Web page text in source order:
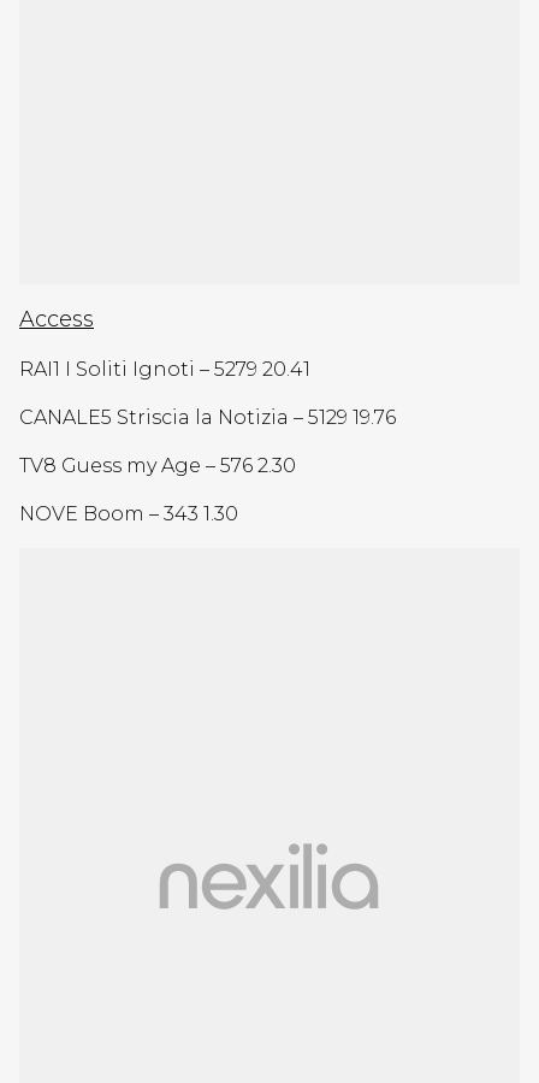
Access
RAI1 I Soliti Ignoti – 5279 20.41
CANALE5 Striscia la Notizia – 5129 19.76
TV8 Guess my Age – 576 2.30
NOVE Boom – 343 1.30